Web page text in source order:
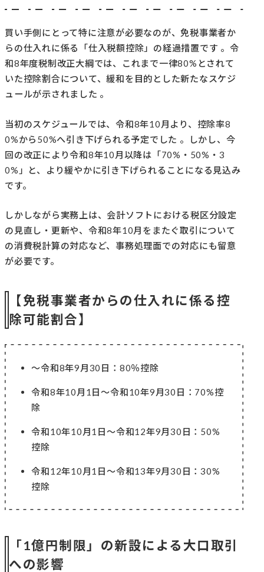
買い手側にとって特に注意が必要なのが、免税事業者か
らの仕入れに係る「仕入税額控除」の経過措置です 。令
和8年度税制改正大綱では、これまで一律80%とされて
いた控除割合について、緩和を目的とした新たなスケジ
ュールが示されました 。
当初のスケジュールでは、令和8年10月より、控除率8
0%から50%へ引き下げられる予定でした 。しかし、今
回の改正により令和8年10月以降は「70%・50%・3
0%」と、より緩やかに引き下げられることになる見込み
です。
しかしながら実務上は、会計ソフトにおける税区分設定
の見直し・更新や、令和8年10月をまたぐ取引について
の消費税計算の対応など、事務処理面での対応にも留意
が必要です。
【免税事業者からの仕入れに係る控
除可能割合】
〜令和8年9月30日：80％控除
令和8年10月1日〜令和10年9月30日：70%控
除
令和10年10月1日〜令和12年9月30日：50%
控除
令和12年10月1日〜令和13年9月30日：30%
控除
「1億円制限」の新設による大口取引
への影響